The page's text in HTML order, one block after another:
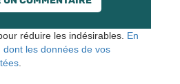
réduire les indésirables. En
les données de vos